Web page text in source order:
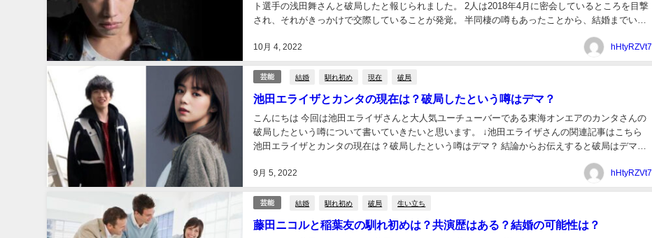
10月 4, 2022
ト選手の浅田舞さんと破局したと報じられました。 2人は2018年4月に密会しているところを目撃
され、それがきっかけで交際していることが発覚。 半同棲の噂もあったことから、結婚までいく
hHtyRZVt7
芸能 結婚 馴れ初め 現在 破局
池田エライザとカンタの現在は？破局したという噂はデマ？
9月 5, 2022
こんにちは 今回は池田エライザさんと大人気ユーチューバーである東海オンエアのカンタさんの
破局したという噂について書いていきたいと思います。 ↓池田エライザさんの関連記事はこちら
池田エライザとカンタの現在は？破局したという噂はデマ？ 結論からお伝えすると破局はデマの
hHtyRZVt7
芸能 結婚 馴れ初め 破局 生い立ち
藤田ニコルと稲葉友の馴れ初めは？共演歴はある？結婚の可能性は？